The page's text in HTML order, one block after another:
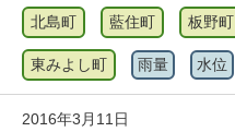
北島町 藍住町 板野町
東みよし町 雨量 水位
2016年3月11日